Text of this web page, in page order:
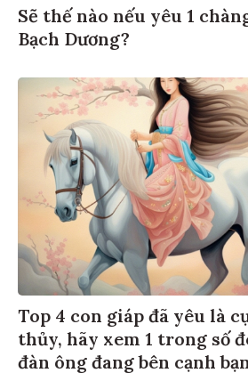
Sẽ thế nào nếu yêu 1
Bạch Dương?
Top 4 con giáp đã yêu là
thủy, hãy xem 1 trong số
đàn ông đang bên cạnh bạn